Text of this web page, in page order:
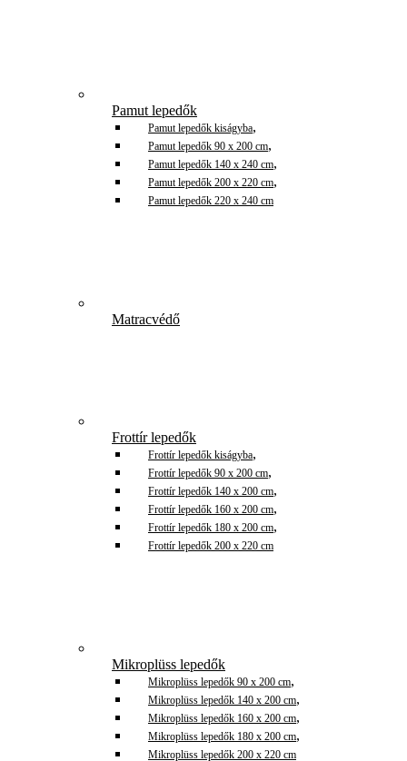
Pamut lepedők
Pamut lepedők kiságyba,
Pamut lepedők 90 x 200 cm,
Pamut lepedők 140 x 240 cm,
Pamut lepedők 200 x 220 cm,
Pamut lepedők 220 x 240 cm
Matracvédő
Frottír lepedők
Frottír lepedők kiságyba,
Frottír lepedők 90 x 200 cm,
Frottír lepedők 140 x 200 cm,
Frottír lepedők 160 x 200 cm,
Frottír lepedők 180 x 200 cm,
Frottír lepedők 200 x 220 cm
Mikroplüss lepedők
Mikroplüss lepedők 90 x 200 cm,
Mikroplüss lepedők 140 x 200 cm,
Mikroplüss lepedők 160 x 200 cm,
Mikroplüss lepedők 180 x 200 cm,
Mikroplüss lepedők 200 x 220 cm